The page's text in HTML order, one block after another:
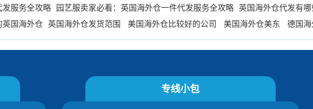
服务全攻略 园艺服卖家必看：英国海外仓一件代发服务全攻略 英国海外仓代发有
国海外仓 英国海外仓发货范围 美国海外仓比较好的公司 美国海外仓美东 德国
专线小包